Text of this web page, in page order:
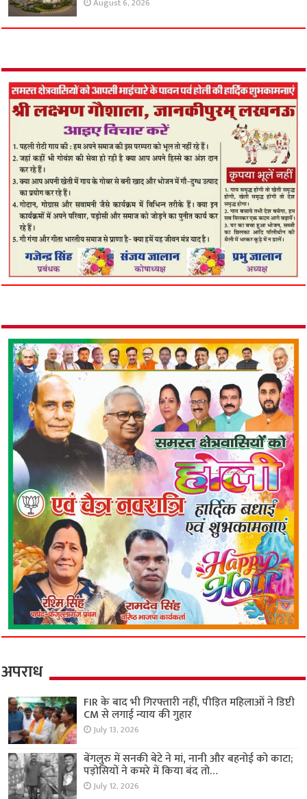
August 6, 2026
अपराध
FIR के बाद भी गिरफ्तारी नहीं, पीड़ित महिलाओं ने डिप्टी
CM से लगाई न्याय की गुहार
July 13, 2026
बेंगलुरु में सनकी बेटे ने मां, नानी और बहनोई को काटा;
पड़ोसियों ने कमरे में किया बंद तो…
July 12, 2026